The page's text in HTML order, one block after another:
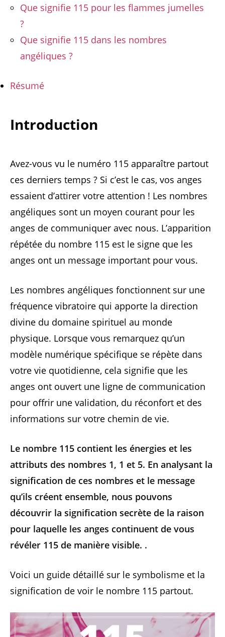
Que signifie 115 pour les flammes jumelles
?
Que signifie 115 dans les nombres
angéliques ?
Résumé
Introduction
Avez-vous vu le numéro 115 apparaître partout
ces derniers temps ? Si c’est le cas, vos anges
essaient d’attirer votre attention ! Les nombres
angéliques sont un moyen courant pour les
anges de communiquer avec nous. L’apparition
répétée du nombre 115 est le signe que les
anges ont un message important pour vous.
Les nombres angéliques fonctionnent sur une
fréquence vibratoire qui apporte la direction
divine du domaine spirituel au monde
physique. Lorsque vous remarquez qu’un
modèle numérique spécifique se répète dans
votre vie quotidienne, cela signifie que les
anges ont ouvert une ligne de communication
pour offrir une validation, du réconfort et des
informations sur votre chemin de vie.
Le nombre 115 contient les énergies et les
attributs des nombres 1, 1 et 5. En analysant la
signification de ces nombres et le message
qu’ils créent ensemble, nous pouvons
découvrir la signification secrète de la raison
pour laquelle les anges continuent de vous
révéler 115 de manière visible. .
Voici un guide détaillé sur le symbolisme et la
signification de voir le nombre 115 partout.